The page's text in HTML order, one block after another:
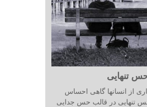
تنهایی
از انسانها گاهی احساس
تنهایی در قالب حس جدایی